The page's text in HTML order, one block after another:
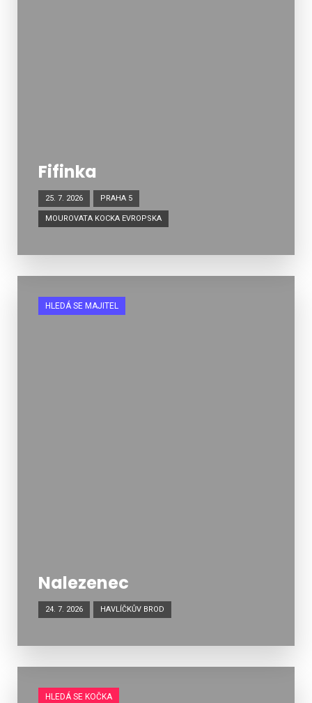
Fifinka
25. 7. 2026 PRAHA 5
MOUROVATA KOCKA EVROPSKA
HLEDÁ SE MAJITEL
Nalezenec
24. 7. 2026 HAVLÍČKŮV BROD
HLEDÁ SE KOČKA